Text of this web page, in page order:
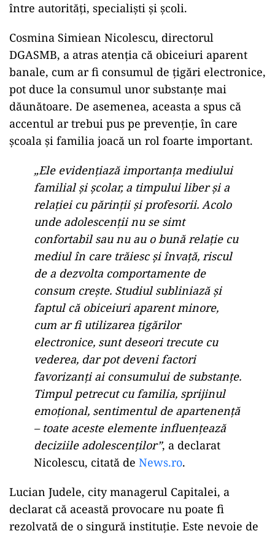
între autorități, specialiști și școli.
Cosmina Simiean Nicolescu, directorul
DGASMB, a atras atenția că obiceiuri aparent
banale, cum ar fi consumul de țigări electronice,
pot duce la consumul unor substanțe mai
dăunătoare. De asemenea, aceasta a spus că
accentul ar trebui pus pe prevenție, în care
școala și familia joacă un rol foarte important.
„Ele evidenţiază importanţa mediului
familial şi şcolar, a timpului liber şi a
relaţiei cu părinţii şi profesorii. Acolo
unde adolescenţii nu se simt
confortabil sau nu au o bună relaţie cu
mediul în care trăiesc şi învaţă, riscul
de a dezvolta comportamente de
consum creşte. Studiul subliniază şi
faptul că obiceiuri aparent minore,
cum ar fi utilizarea ţigărilor
electronice, sunt deseori trecute cu
vederea, dar pot deveni factori
favorizanţi ai consumului de substanţe.
Timpul petrecut cu familia, sprijinul
emoţional, sentimentul de apartenenţă
– toate aceste elemente influenţează
deciziile adolescenţilor”, a declarat
Nicolescu, citată de News.ro.
Lucian Judele, city managerul Capitalei, a
declarat că această provocare nu poate fi
rezolvată de o singură instituție. Este nevoie de